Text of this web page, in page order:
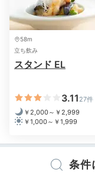
Night
22:00
お酒とおつま
お部屋で飲み
58m
立ち飲み
スタンド EL
3.11 27件
￥2,000～￥2,999
￥1,000～￥1,999
条件